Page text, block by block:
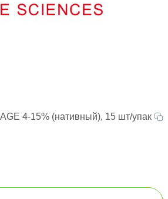
4-15% (нативный), 15 шт/упак